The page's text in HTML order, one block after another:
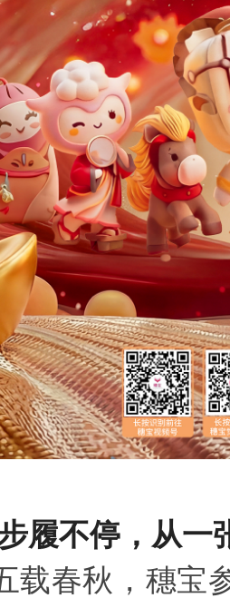
履不停，从一
春秋，穗宝